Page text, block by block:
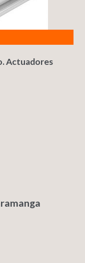
Actuadores